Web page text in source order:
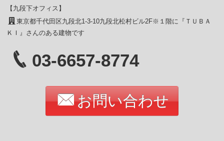
【九段下オフィス】
東京都千代田区九段北1-3-10九段北松村ビル2F※１階に『ＴＵＢＡ
ＫＩ』さんのある建物です
03-6657-8774
お問い合わせ